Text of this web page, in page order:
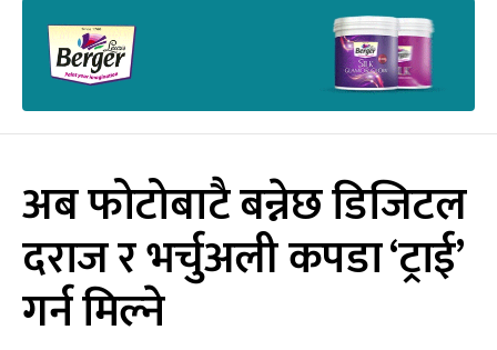
अब फोटोबाटै बन्नेछ डिजिटल
दराज र भर्चुअली कपडा ‘ट्राई’
गर्न मिल्ने